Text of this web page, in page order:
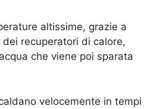
altissime, grazie a
recuperatori di calore,
che viene poi sparata
velocemente in tempi